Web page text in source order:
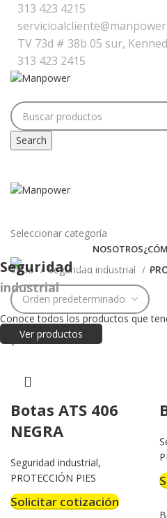
313 423 4215
TV 73d # 38b 05 sur,
313 423 2415
Search
Seleccionar categoría
NOSOTROS
Seguridad
industrial
Conoce todos los productos que
Ver productos
Inicio Seguridad industrial
Botas ATS 406
NEGRA
Seguridad industrial,
PROTECCIÓN PIES
Solicitar cotización